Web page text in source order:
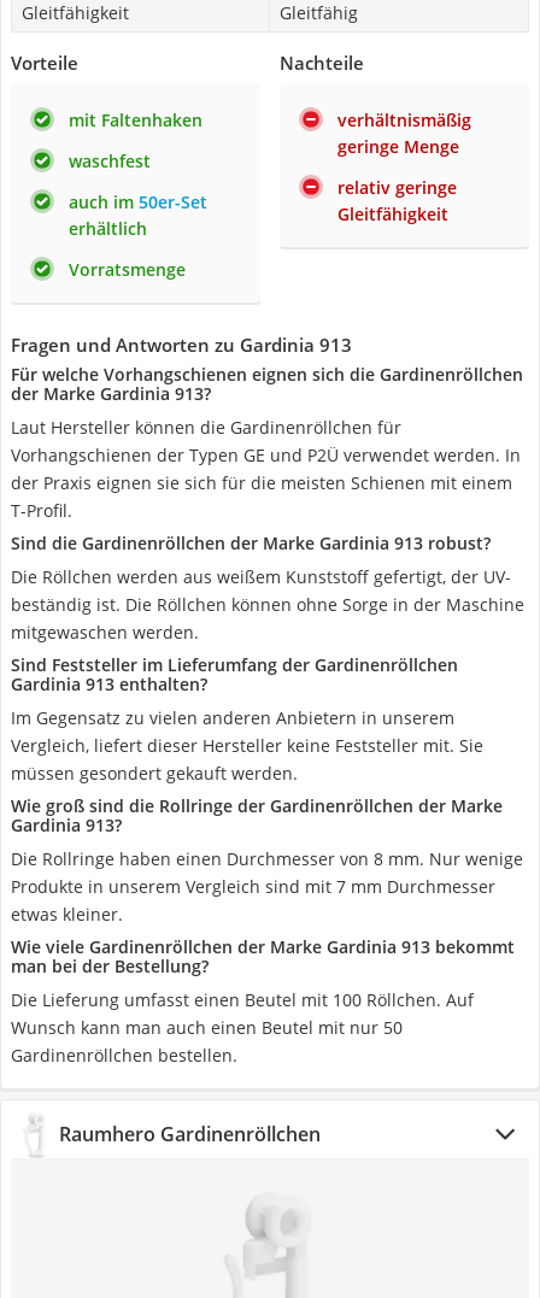
Gleitfähigkeit
Gleitfähig
Vorteile
mit Faltenhaken
waschfest
auch im 50er-Set
erhältlich
Vorratsmenge
Nachteile
verhältnismäßig
geringe Menge
relativ geringe
Gleitfähigkeit
Fragen und Antworten zu Gardinia 913
Für welche Vorhangschienen eignen sich die Gardinenröllchen
der Marke Gardinia 913?
Laut Hersteller können die Gardinenröllchen für
Vorhangschienen der Typen GE und P2Ü verwendet werden. In
der Praxis eignen sie sich für die meisten Schienen mit einem
T-Profil.
Sind die Gardinenröllchen der Marke Gardinia 913 robust?
Die Röllchen werden aus weißem Kunststoff gefertigt, der UV-
beständig ist. Die Röllchen können ohne Sorge in der Maschine
mitgewaschen werden.
Sind Feststeller im Lieferumfang der Gardinenröllchen
Gardinia 913 enthalten?
Im Gegensatz zu vielen anderen Anbietern in unserem
Vergleich, liefert dieser Hersteller keine Feststeller mit. Sie
müssen gesondert gekauft werden.
Wie groß sind die Rollringe der Gardinenröllchen der Marke
Gardinia 913?
Die Rollringe haben einen Durchmesser von 8 mm. Nur wenige
Produkte in unserem Vergleich sind mit 7 mm Durchmesser
etwas kleiner.
Wie viele Gardinenröllchen der Marke Gardinia 913 bekommt
man bei der Bestellung?
Die Lieferung umfasst einen Beutel mit 100 Röllchen. Auf
Wunsch kann man auch einen Beutel mit nur 50
Gardinenröllchen bestellen.
Raumhero Gardinenröllchen